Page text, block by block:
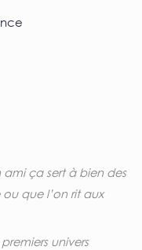
ça sert à bien des
que l’on rit aux
univers